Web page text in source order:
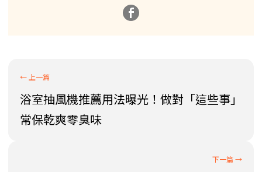
浴室抽風機推薦用法曝光！做對「這些事」
常保乾爽零臭味